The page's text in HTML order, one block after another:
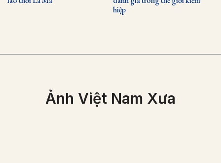
hiệp
Ảnh Việt Nam Xưa